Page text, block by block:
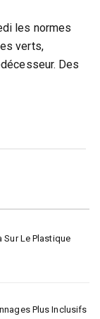
les normes
verts,
Des
Sur Le Plastique
Plus Inclusifs